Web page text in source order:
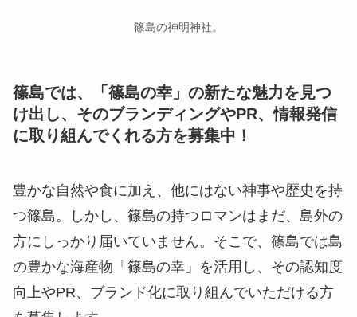
篠島の神明神社。
篠島では、「篠島の幸」の新たな魅力を見つ
け出し、そのブランディングやPR、情報発信
に取り組んでくれる方を募集中！
豊かな自然や食に加え、他にはない神事や歴史を持
つ篠島。しかし、篠島の持つロマンはまだ、島外の
方にしっかり届いていません。そこで、篠島では島
の豊かな海産物「篠島の幸」を活用し、その認知度
向上やPR、ブランド化に取り組んでいただける方